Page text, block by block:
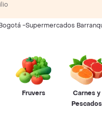
-Supermercados
Fruvers
Carnes y
Pescados